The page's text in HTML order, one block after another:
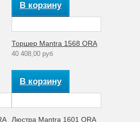
В корзину
Торшер Mantra 1568 ORA
40 408,00 руб
В корзину
Люстра Mantra 1601 ORA